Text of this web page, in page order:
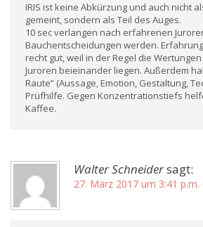
IRIS ist keine Abkürzung und auch nicht
gemeint, sondern als Teil des Auges.
10 sec verlangen nach erfahrenen
Bauchentscheidungen werden.
recht gut, weil in der Regel die
Juroren beieinander liegen. Außerdem
Raute” (Aussage, Emotion, Gestaltung,
Prüfhilfe. Gegen Konzentrationstiefs
Kaffee.
Walter Schneidersagt:
27. März 2017 um 3:41 p.m.